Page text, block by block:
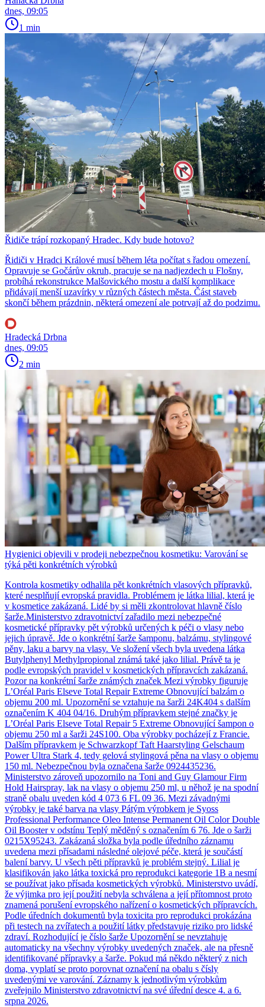
dnes, 09:05
1 min
Řidiče trápí rozkopaný Hradec. Kdy bude hotovo?
Řidiči v Hradci Králové musí během léta počítat s řadou omezení.
Opravuje se Gočárův okruh, pracuje se na nadjezdech u Flošny,
probíhá rekonstrukce Malšovického mostu a další komplikace
přidávají menší uzavírky v různých částech města. Část staveb
skončí během prázdnin, některá omezení ale potrvají až do podzimu.
Hradecká Drbna
dnes, 09:05
2 min
Hygienici objevili v prodeji nebezpečnou kosmetiku: Varování se
týká pěti konkrétních výrobků
Kontrola kosmetiky odhalila pět konkrétních vlasových přípravků,
které nesplňují evropská pravidla. Problémem je látka lilial, která je
v kosmetice zakázaná. Lidé by si měli zkontrolovat hlavně číslo
šarže.Ministerstvo zdravotnictví zařadilo mezi nebezpečné
kosmetické přípravky pět výrobků určených k péči o vlasy nebo
jejich úpravě. Jde o konkrétní šarže šamponu, balzámu, stylingové
pěny, laku a barvy na vlasy. Ve složení všech byla uvedena látka
Butylphenyl Methylpropional známá také jako lilial. Právě ta je
podle evropských pravidel v kosmetických přípravcích zakázaná.
Pozor na konkrétní šarže známých značek Mezi výrobky figuruje
L’Oréal Paris Elseve Total Repair Extreme Obnovující balzám o
objemu 200 ml. Upozornění se vztahuje na šarži 24K404 s dalším
označením K 404 04/16. Druhým přípravkem stejné značky je
L’Oréal Paris Elseve Total Repair 5 Extreme Obnovující šampon o
objemu 250 ml a šarži 24S100. Oba výrobky pocházejí z Francie.
Dalším přípravkem je Schwarzkopf Taft Haarstyling Gelschaum
Power Ultra Stark 4, tedy gelová stylingová pěna na vlasy o objemu
150 ml. Nebezpečnou byla označena šarže 0924435236.
Ministerstvo zároveň upozornilo na Toni and Guy Glamour Firm
Hold Hairspray, lak na vlasy o objemu 250 ml, u něhož je na spodní
straně obalu uveden kód 4 073 6 FL 09 36. Mezi závadnými
výrobky je také barva na vlasy Pátým výrobkem je Syoss
Professional Performance Oleo Intense Permanent Oil Color Double
Oil Booster v odstínu Teplý měděný s označením 6 76. Jde o šarži
0215X95243. Zakázaná složka byla podle úředního záznamu
uvedena mezi přísadami následné olejové péče, která je součástí
balení barvy. U všech pěti přípravků je problém stejný. Lilial je
klasifikován jako látka toxická pro reprodukci kategorie 1B a nesmí
se používat jako přísada kosmetických výrobků. Ministerstvo uvádí,
že výjimka pro její použití nebyla schválena a její přítomnost proto
znamená porušení evropského nařízení o kosmetických přípravcích.
Podle úředních dokumentů byla toxicita pro reprodukci prokázána
při testech na zvířatech a použití látky představuje riziko pro lidské
zdraví. Rozhodující je číslo šarže Upozornění se nevztahuje
automaticky na všechny výrobky uvedených značek, ale na přesně
identifikované přípravky a šarže. Pokud má někdo některý z nich
doma, vyplatí se proto porovnat označení na obalu s čísly
uvedenými ve varování. Záznamy k jednotlivým výrobkům
zveřejnilo Ministerstvo zdravotnictví na své úřední desce 4. a 6.
srpna 2026.